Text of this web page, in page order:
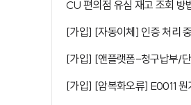
CU 편의점 유심 재고 조회 방
[가입] [자동이체] 인증 처리
[가입] [앤플랫폼-청구납부/
[가입] [암복화오류] E0011 뭔